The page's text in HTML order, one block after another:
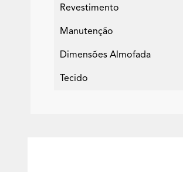
Revestimento
Manutenção
Dimensões Almofada
Tecido